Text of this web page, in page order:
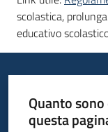
scolastica,
educativo
Quanto
questa